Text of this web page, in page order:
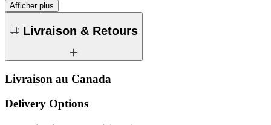
Afficher plus
Livraison & Retours
Livraison au Canada
Delivery Options